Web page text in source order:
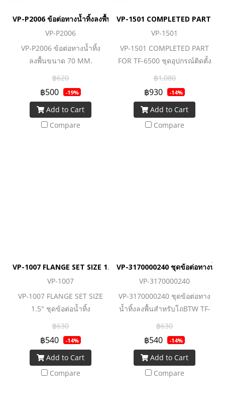
VP-P2006 ข้อต่อทางน้ำทิ้งลงพื้นขนาด 70 MM.
VP-P2006
VP-P2006 ข้อต่อทางน้ำทิ้ง
ลงพื้นขนาด 70 MM.
฿620
฿500 -19%
Add to Cart
Compare
VP-1501 COMPLETED PART
VP-1501
VP-1501 COMPLETED PART
FOR TF-6500 ชุดอุปกรณ์ติดตั้ง
฿1,080
฿930 -14%
Add to Cart
Compare
VP-1007 FLANGE SET SIZE 1.5" ชุดข้อต่อน้ำทิ้ง
VP-1007
VP-1007 FLANGE SET SIZE
1.5" ชุดข้อต่อน้ำทิ้ง
฿630
฿540 -14%
Add to Cart
Compare
VP-3170000240 ชุดข้อต่อทางน้ำ
VP-3170000240
VP-3170000240 ชุดข้อต่อทาง
น้ำทิ้งลงพื้นสำหรับโถBTW TF-
3246,TF-3229
฿630
฿540 -14%
Add to Cart
Compare